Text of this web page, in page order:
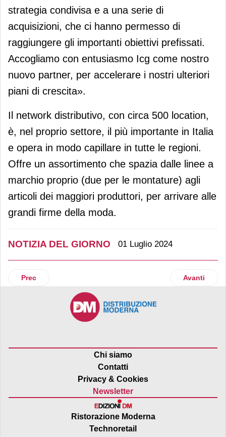
strategia condivisa e a una serie di
acquisizioni, che ci hanno permesso di
raggiungere gli importanti obiettivi prefissati.
Accogliamo con entusiasmo Icg come nostro
nuovo partner, per accelerare i nostri ulteriori
piani di crescita».
Il network distributivo, con circa 500 location,
è, nel proprio settore, il più importante in Italia
e opera in modo capillare in tutte le regioni.
Offre un assortimento che spazia dalle linee a
marchio proprio (due per le montature) agli
articoli dei maggiori produttori, per arrivare alle
grandi firme della moda.
NOTIZIA DEL GIORNO 01 Luglio 2024
Articolo precedente: Cvc passa al controllo di Partner in
Prec Articolo
Avanti
Chi siamo
Contatti
Privacy & Cookies
Newsletter
Ristorazione Moderna
Technoretail